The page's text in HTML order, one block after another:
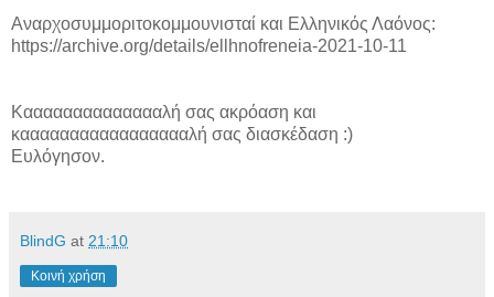
Αναρχοσυμμοριτοκομμουνισταί και Ελληνικός Λαόνος:
https://archive.org/details/ellhnofreneia-2021-10-11
Κααααααααααααααλή σας ακρόαση και
καααααααααααααααααλή σας διασκέδαση :)
Ευλόγησον.
BlindG at 21:10
Κοινή χρήση